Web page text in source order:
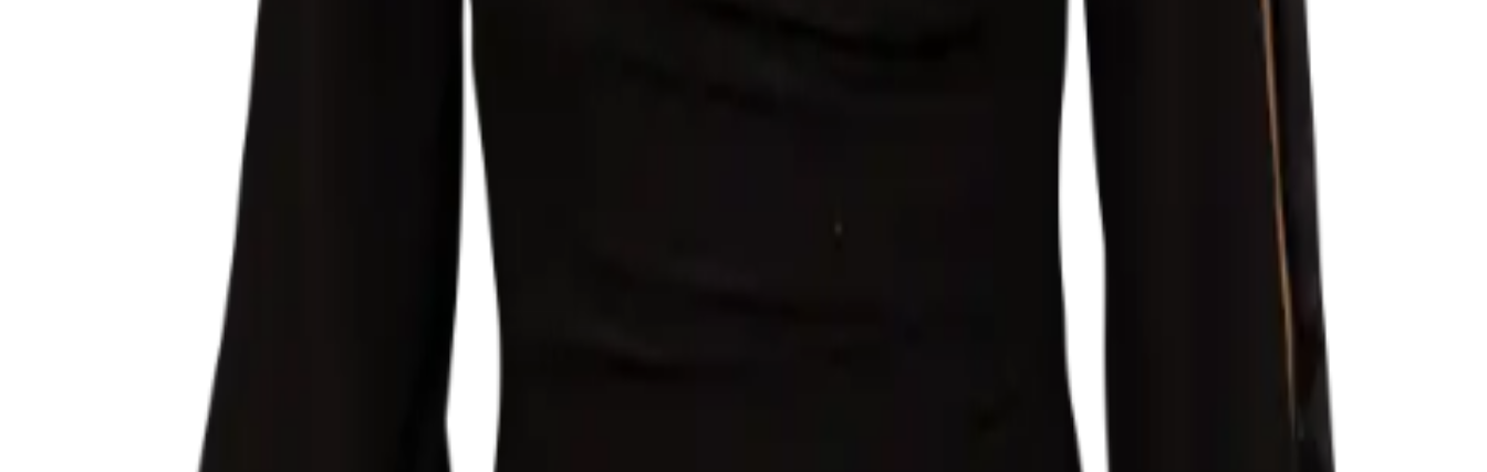
Mestrando em Sociologia pela Universidade Federal do Paraná. Graduado em Direito pela Universidade Estácio de Sá (RJ). Graduado em Teologia pela Universidade Unicesumar (PR). Graduado em
Criminologia pela Universidade Anhanguera Unopar (SP). Pós-Graduado em Direito Penal e Criminal pela Universidade Cândido Mendes (RJ). Pós-Graduado em Direito Constitucional pela Faculdade Única
(MG). Pós-Graduado em Direito Administrativo pela Faculdade Única (MG). Delegado de Polícia do Estado do Paraná. Ex- Delegado de Polícia do Estado do Acre. Ex-Inspetor de Polícia do Estado do Rio de
Janeiro. Escritor, palestrante, professor da Escola Superior da Polícia Civil do Paraná, em cursos de graduação, pós-graduação e cursos preparatórios.
Juiz do Tribunal de Justiça do Estado do Maranhão e Especialista em IA Generativa na Área Jurídica